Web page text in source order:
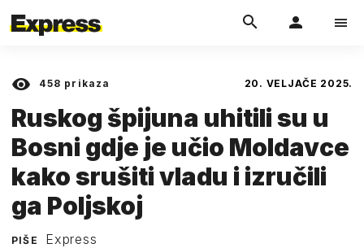
458 prikaza 20. VELJAČE 2025.
Ruskog špijuna uhitili su u
Bosni gdje je učio Moldavce
kako srušiti vladu i izručili
ga Poljskoj
PIŠE Express